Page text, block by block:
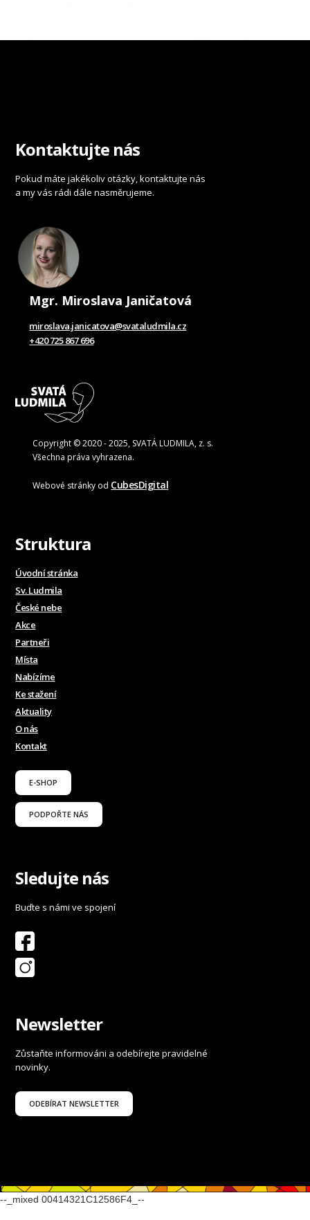
Kontaktujte nás
Pokud máte jakékoliv otázky, kontaktujte nás
a my vás rádi dále nasměrujeme.
Mgr. Miroslava Janičatová
miroslava.janicatova@svataludmila.cz
+420 725 867 696
Copyright © 2020 - 2025, SVATÁ LUDMILA, z. s.
Všechna práva vyhrazena.
Webové stránky od CubesDigital
Struktura
Úvodní stránka
Sv. Ludmila
České nebe
Akce
Partneři
Místa
Nabízíme
Ke stažení
Aktuality
O nás
Kontakt
E-SHOP
PODPOŘTE NÁS
Sledujte nás
Buďte s námi ve spojení
Newsletter
Zůstaňte informováni a odebírejte pravidelné
novinky.
ODEBÍRAT NEWSLETTER
--_mixed 00414321C12586F4_--